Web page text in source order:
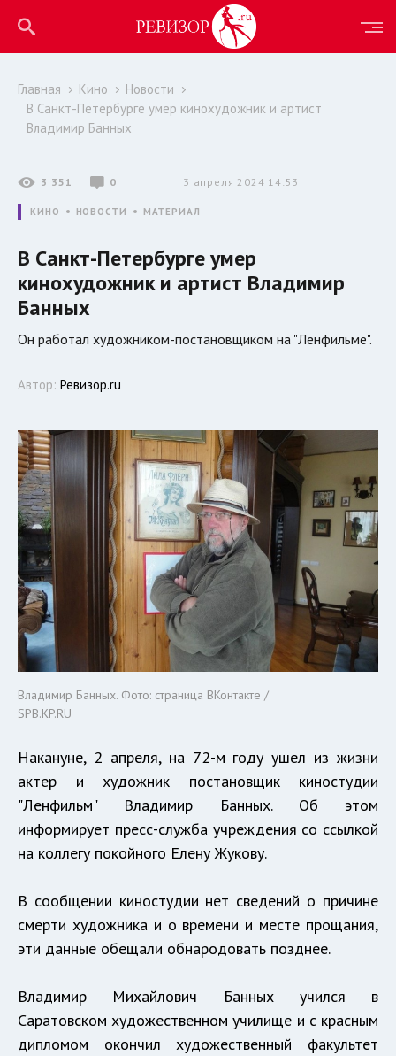
Главная Кино
Новости
В Санкт-Петербурге умер кинохудожник и артист
Владимир Банных
3 351 0 3 апреля 2024 14:53
КИНО НОВОСТИ МАТЕРИАЛ
В Санкт-Петербурге умер
кинохудожник и артист Владимир
Банных
Он работал художником-постановщиком на "Ленфильме".
Автор: Ревизор.ru
Владимир Банных. Фото: страница ВКонтакте /
SPB.KP.RU
Накануне, 2 апреля, на 72-м году ушел из жизни
актер и художник постановщик киностудии
"Ленфильм" Владимир Банных. Об этом
информирует пресс-служба учреждения со ссылкой
на коллегу покойного Елену Жукову.
В сообщении киностудии нет сведений о причине
смерти художника и о времени и месте прощания,
эти данные обещали обнародовать позднее.
Владимир Михайлович Банных учился в
Саратовском художественном училище и с красным
дипломом окончил художественный факультет